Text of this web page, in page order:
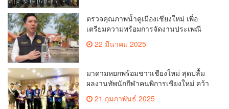
2,132 ล้านบาท
ตรวจคุณภาพน้ำคูเมืองเชียงใหม่ เพื่อ
เตรียมความพร้อมการจัดงานประเพณี
สงกรานต์ หรือป๋าเวณีปี๋ใหม่เมืองเจียงใหม่
ประจำปี 2568 บริเวณคูเมือง
22 มีนาคม 2025
มาดามหยกพร้อมชาวเชียงใหม่ สุดปลื้ม
ผลงานทัพนักกีฬาคนพิการเชียงใหม่ คว้า
เหรียญ “อัญมณีเกมส์”ที่จันทบุรีam
เชียงใหม่
21 กุมภาพันธ์ 2025